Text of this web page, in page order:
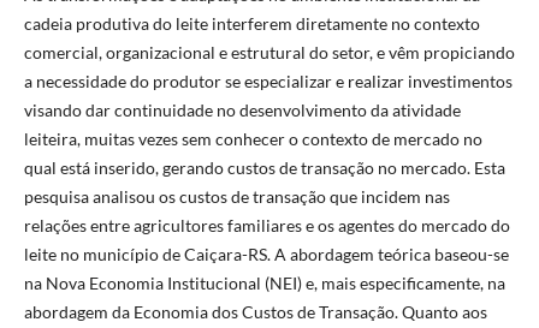
cadeia produtiva do leite interferem diretamente no contexto
comercial, organizacional e estrutural do setor, e vêm propiciando
a necessidade do produtor se especializar e realizar investimentos
visando dar continuidade no desenvolvimento da atividade
leiteira, muitas vezes sem conhecer o contexto de mercado no
qual está inserido, gerando custos de transação no mercado. Esta
pesquisa analisou os custos de transação que incidem nas
relações entre agricultores familiares e os agentes do mercado do
leite no município de Caiçara-RS. A abordagem teórica baseou-se
na Nova Economia Institucional (NEI) e, mais especificamente, na
abordagem da Economia dos Custos de Transação. Quanto aos